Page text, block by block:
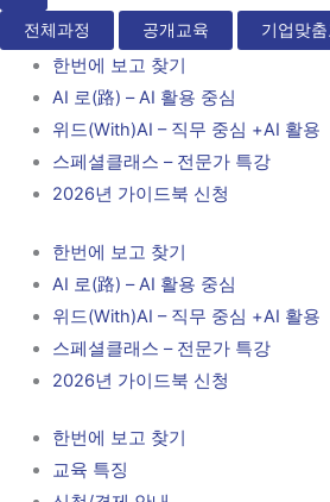
전체과정 공개교육 기업맞
한번에 보고 찾기
AI 로(路) – AI 활용 중심
위드(With)AI – 직무 중심 +AI 활용
스페셜클래스 – 전문가 특강
2026년 가이드북 신청
한번에 보고 찾기
AI 로(路) – AI 활용 중심
위드(With)AI – 직무 중심 +AI 활용
스페셜클래스 – 전문가 특강
2026년 가이드북 신청
한번에 보고 찾기
교육 특징